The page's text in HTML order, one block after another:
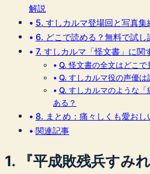
解説
5. すしカルマ登場回と写真集
6. どこで読める？無料で試し
7. すしカルマ「怪文書」に関
Q. 怪文書の全文はどこで
Q. すしカルマ役の声優は
Q. すしカルマのような
ある？
8. まとめ：痛々しくも愛おし
関連記事
1. 『平成敗残兵すみ